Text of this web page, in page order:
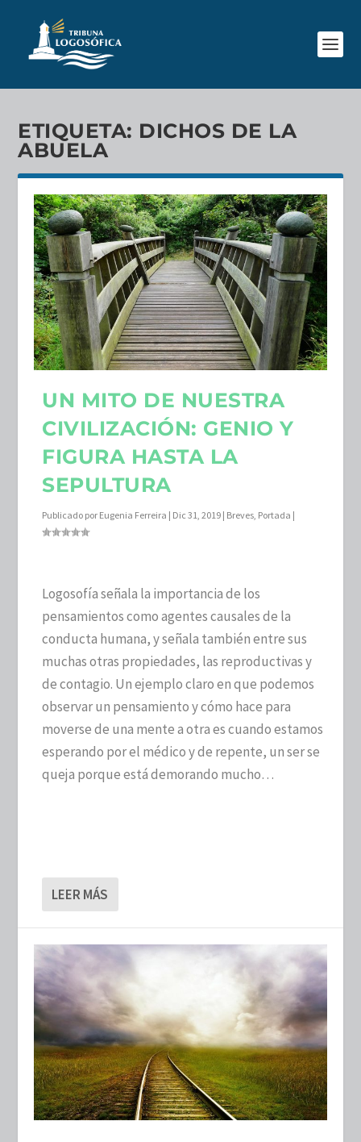
ETIQUETA: DICHOS DE LA
ABUELA
UN MITO DE NUESTRA
CIVILIZACIÓN: GENIO Y
FIGURA HASTA LA
SEPULTURA
Publicado por Eugenia Ferreira | Dic 31, 2019 | Breves Portada |
Logosofía señala la importancia de los
pensamientos como agentes causales de la
conducta humana, y señala también entre sus
muchas otras propiedades, las reproductivas y
de contagio. Un ejemplo claro en que podemos
observar un pensamiento y cómo hace para
moverse de una mente a otra es cuando estamos
esperando por el médico y de repente, un ser se
queja porque está demorando mucho…
LEER MÁS